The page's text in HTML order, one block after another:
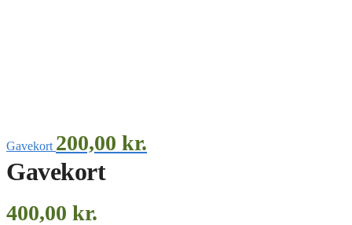
Gavekort 200,00 kr.
Gavekort
400,00 kr.